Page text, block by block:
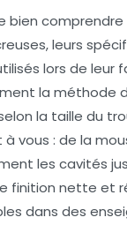
bien
leurs
lors de leur
la méthode
la taille du
à vous : de la
les cavités
finition nette et
dans des